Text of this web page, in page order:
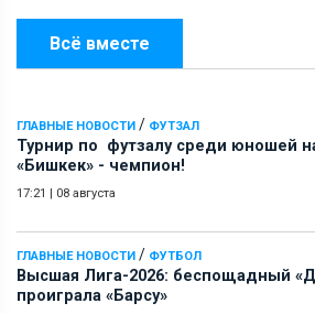
Всё вместе
ГЛАВНЫЕ НОВОСТИ / ФУТЗАЛ
Турнир по футзалу среди юношей
«Бишкек» - чемпион!
17:21 | 08 августа
ГЛАВНЫЕ НОВОСТИ / ФУТБОЛ
Высшая Лига-2026: беспощадный
проиграла «Барсу»